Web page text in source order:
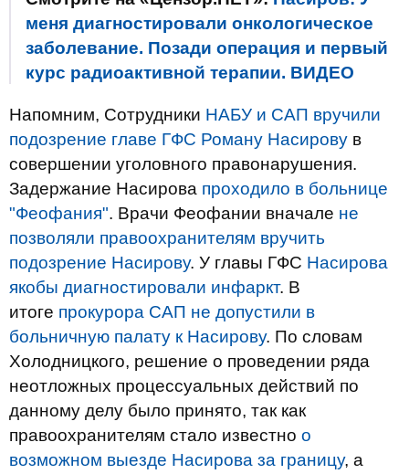
меня диагностировали онкологическое
заболевание. Позади операция и первый
курс радиоактивной терапии. ВИДЕО
Напомним, Сотрудники НАБУ и САП вручили
подозрение главе ГФС Роману Насирову в
совершении уголовного правонарушения.
Задержание Насирова проходило в больнице
"Феофания". Врачи Феофании вначале не
позволяли правоохранителям вручить
подозрение Насирову. У главы ГФС Насирова
якобы диагностировали инфаркт. В
итоге прокурора САП не допустили в
больничную палату к Насирову. По словам
Холодницкого, решение о проведении ряда
неотложных процессуальных действий по
данному делу было принято, так как
правоохранителям стало известно о
возможном выезде Насирова за границу, а